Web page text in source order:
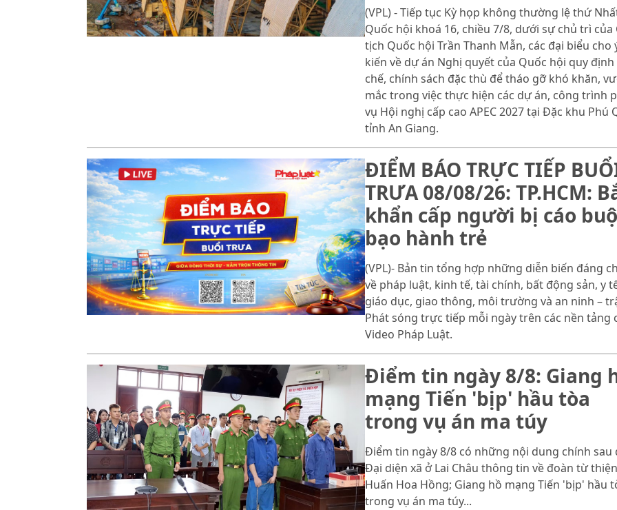
(VPL) - Tiếp tục Kỳ họp không thường lệ thứ
Quốc hội khoá 16, chiều 7/8, dưới sự chủ trì của
tịch Quốc hội Trần Thanh Mẫn, các đại biểu cho
kiến về dự án Nghị quyết của Quốc hội quy định
chế, chính sách đặc thù để tháo gỡ khó khăn,
mắc trong việc thực hiện các dự án, công trình
vụ Hội nghị cấp cao APEC 2027 tại Đặc khu Phú
tỉnh An Giang.
ĐIỂM BÁO TRỰC TIẾP
TRƯA 08/08/26: TP.HCM:
khẩn cấp người bị cáo
bạo hành trẻ
(VPL)- Bản tin tổng hợp những diễn biến đáng
về pháp luật, kinh tế, tài chính, bất động sản, y
giáo dục, giao thông, môi trường và an ninh –
Phát sóng trực tiếp mỗi ngày trên các nền tảng
Video Pháp Luật.
Điểm tin ngày 8/8: Giang
mạng Tiến 'bịp' hầu tòa
trong vụ án ma túy
Điểm tin ngày 8/8 có những nội dung chính sau
Đại diện xã ở Lai Châu thông tin về đoàn từ
Huấn Hoa Hồng; Giang hồ mạng Tiến 'bịp' hầu
trong vụ án ma túy...